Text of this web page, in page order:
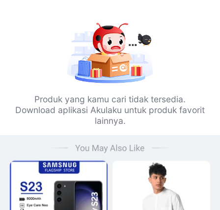
Produk yang kamu cari tidak tersedia.
Download aplikasi Akulaku untuk produk favorit
lainnya.